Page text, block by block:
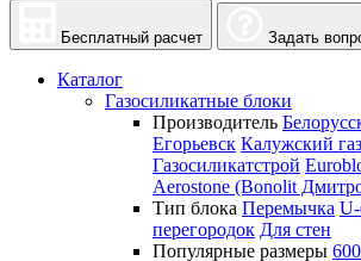
Бесплатный расчет Задать
Каталог
Газосиликатные блоки
Производитель
Егорьевск Калужский
Газосиликатстрой
Aerostone (Bonolit
Тип блока Перемычка
перегородок Для стен
Популярные размеры